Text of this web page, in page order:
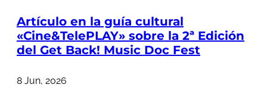
Artículo en la guía cultural
«Cine&TelePLAY» sobre la 2ª Edición
del Get Back! Music Doc Fest
8 Jun, 2026